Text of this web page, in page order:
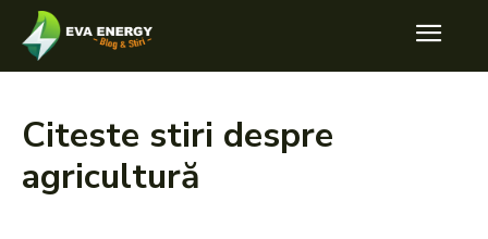
Citeste stiri despre
agricultură